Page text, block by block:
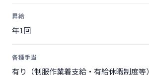
昇給
年1回
各種手当
有り（制服作業着支給・有給休暇制度等）